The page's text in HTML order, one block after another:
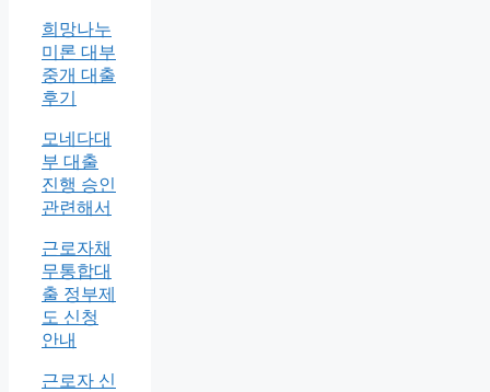
희망나누
미론 대부
중개 대출
후기
모네다대
부 대출
진행 승인
관련해서
근로자채
무통합대
출 정부제
도 신청
안내
근로자 신